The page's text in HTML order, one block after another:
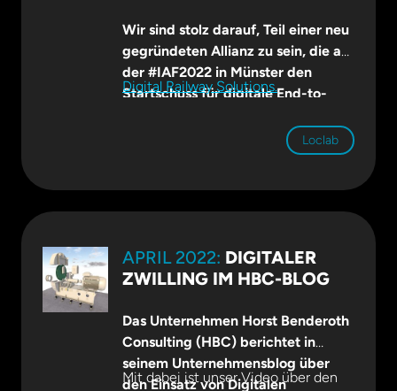
Wir sind stolz darauf, Teil einer neu
gegründeten Allianz zu sein, die auf
der #IAF2022 in Münster den
Startschuss für digitale End-to-
#Schieneninfrastruktur gegeben
15 führende europäische
zur Erhöhung der #Sicherheit,
#Effizienz und #Kapazität der
#DRSAlliance bringt erstklassige,
technologieorientierte Unternehmen
zusammen, die sich alle auf die
Digital Railway Solutions.
Loclab
APRIL 2022: DIGITALER
ZWILLING IM HBC-BLOG
Das Unternehmen Horst Benderoth
Consulting (HBC) berichtet in
seinem Unternehmensblog über
den Einsatz von Digitalen
Mit dabei ist unser Video über den